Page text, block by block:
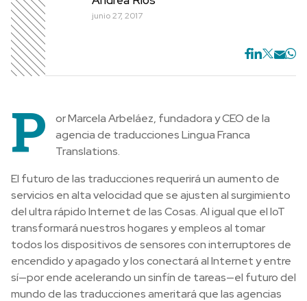
junio 27, 2017
P
or Marcela Arbeláez, fundadora y CEO de la
agencia de traducciones Lingua Franca
Translations.
El futuro de las traducciones requerirá un aumento de
servicios en alta velocidad que se ajusten al surgimiento
del ultra rápido Internet de las Cosas. Al igual que el IoT
transformará nuestros hogares y empleos al tomar
todos los dispositivos de sensores con interruptores de
encendido y apagado y los conectará al Internet y entre
sí—por ende acelerando un sinfín de tareas—el futuro del
mundo de las traducciones ameritará que las agencias